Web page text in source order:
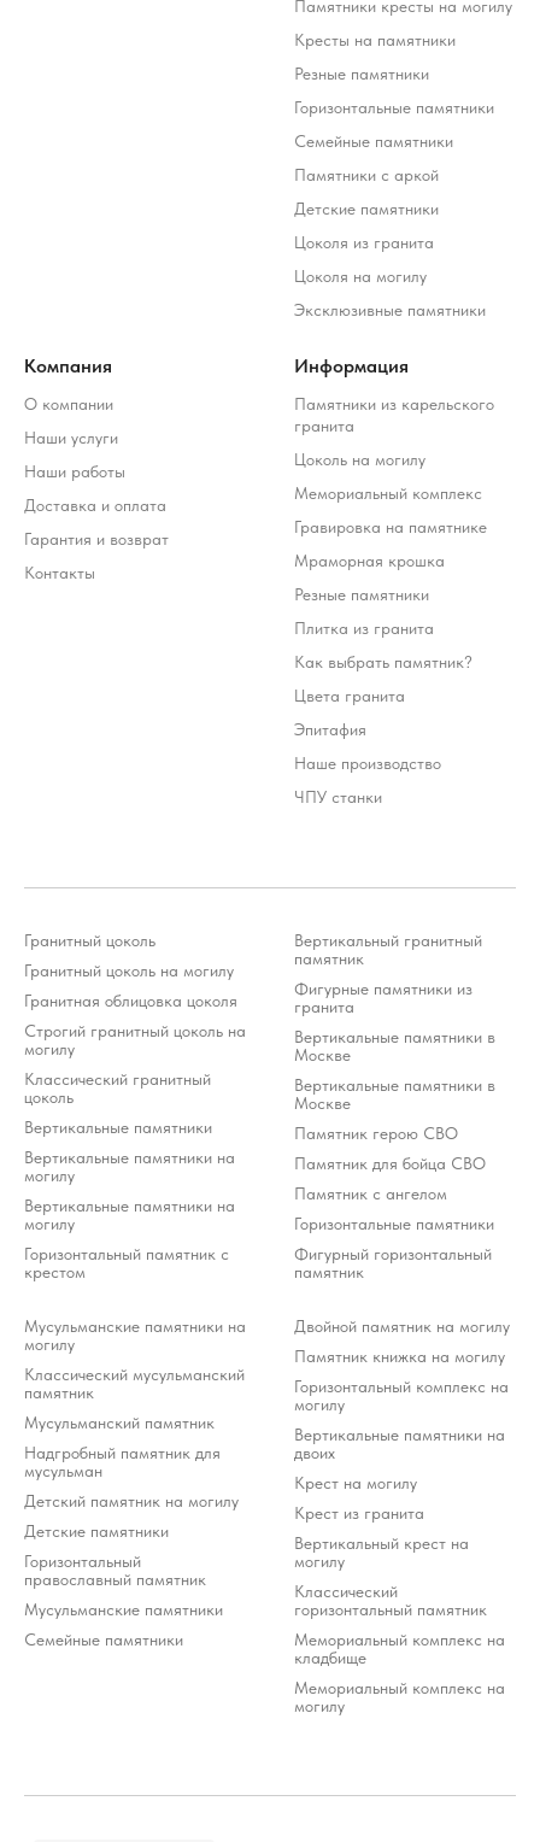
Памятники кресты на могилу
Кресты на памятники
Резные памятники
Горизонтальные памятники
Семейные памятники
Памятники с аркой
Детские памятники
Цоколя из гранита
Цоколя на могилу
Эксклюзивные памятники
Компания
О компании
Наши услуги
Наши работы
Доставка и оплата
Гарантия и возврат
Контакты
Информация
Памятники из карельского
гранита
Цоколь на могилу
Мемориальный комплекс
Гравировка на памятнике
Мраморная крошка
Резные памятники
Плитка из гранита
Как выбрать памятник?
Цвета гранита
Эпитафия
Наше производство
ЧПУ станки
Гранитный цоколь
Гранитный цоколь на могилу
Гранитная облицовка цоколя
Строгий гранитный цоколь на
могилу
Классический гранитный
цоколь
Вертикальные памятники
Вертикальные памятники на
могилу
Вертикальные памятники на
могилу
Горизонтальный памятник с
крестом
Вертикальный гранитный
памятник
Фигурные памятники из
гранита
Вертикальные памятники в
Москве
Вертикальные памятники в
Москве
Памятник герою СВО
Памятник для бойца СВО
Памятник с ангелом
Горизонтальные памятники
Фигурный горизонтальный
памятник
Мусульманские памятники на
могилу
Классический мусульманский
памятник
Мусульманский памятник
Надгробный памятник для
мусульман
Детский памятник на могилу
Детские памятники
Горизонтальный
православный памятник
Мусульманские памятники
Семейные памятники
Двойной памятник на могилу
Памятник книжка на могилу
Горизонтальный комплекс на
могилу
Вертикальные памятники на
двоих
Крест на могилу
Крест из гранита
Вертикальный крест на
могилу
Классический
горизонтальный памятник
Мемориальный комплекс на
кладбище
Мемориальный комплекс на
могилу
Политика конфиденциальности
Разработка ivanenkomarketing.ru
© 2012-2026 ООО «Гранит-Монумент»
Стоимость услуг зависит от выбранного продукта и
может варьироваться 10-20% от стоимости изделия
*Meta Platforms Inc. (Facebook, Instagram, WhatsApp) признана
экстремистской организацией и запрещена на территории РФ (решение
Тверского районного суда г. Москвы от 21.03.2022 г.). Оператор осуждает
деятельность Meta, но использует WhatsApp исключительно по выбору
клиента.